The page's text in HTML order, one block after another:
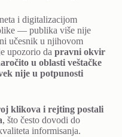
i digitalizacijom
— publika više nije
učesnik u njihovom
upozorio da pravni okvir
u oblasti veštačke
nije u potpunosti
klikova i rejting postali
, što često dovodi do
informisanja.